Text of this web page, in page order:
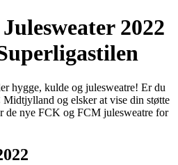
2022
hygge, kulde og julesweatre! Er du
og elsker at vise din støtte
de nye FCK og FCM julesweatre for